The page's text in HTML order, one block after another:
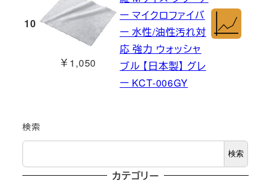
10
￥1,050
ー マイクロファイバ
ー 水性/油性汚れ対
応 強力 ウォッシャ
ブル 【日本製】 グレ
ー KCT-006GY
検索
検索
カテゴリー